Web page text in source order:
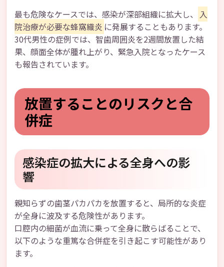
最も危険なケースでは、感染が深部組織に拡大し、
入
院治療が必要な蜂窩織炎 に発展することもあります。
30代男性の症例では、智歯周囲炎を2週間放置した結
果、顔面全体が腫れ上がり、緊急入院となったケース
も報告されています。
放置することのリスクと合
併症
感染症の拡大による全身への影
響
親知らずの歯茎パカパカを放置すると、局所的な炎症
が全身に波及する危険性があります。
口腔内の細菌が血流に乗って全身に散らばることで、
以下のような重篤な合併症を引き起こす可能性があり
ます。